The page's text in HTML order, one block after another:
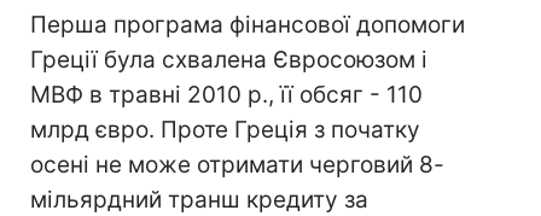
Перша програма фінансової допомоги
Греції була схвалена Євросоюзом і
МВФ в травні 2010 р., її обсяг - 110
млрд євро. Проте Греція з початку
осені не може отримати черговий 8-
мільярдний транш кредиту за